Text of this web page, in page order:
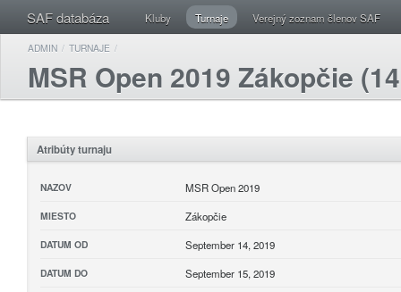
SAF databáza Kluby Turnaje Verejný zoznam členov SAF
ADMIN / TURNAJE /
MSR Open 2019 Zákopčie
Atribúty turnaju
NAZOV MSR Open 2019
MIESTO Zákopčie
DATUM OD September 14, 2019
DATUM DO September 15, 2019